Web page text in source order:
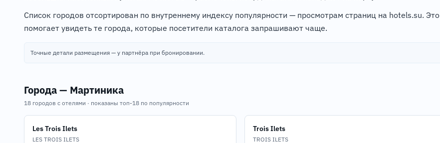
Список городов отсортирован по внутреннему индексу популярности — просмотрам страниц на hotels.su. Это
помогает увидеть те города, которые посетители каталога запрашивают чаще.
Точные детали размещения — у партнёра при бронировании.
Города — Мартиника
18 городов с отелями · показаны топ-18 по популярности
Les Trois Ilets
LES TROIS ILETS
Trois Ilets
TROIS ILETS